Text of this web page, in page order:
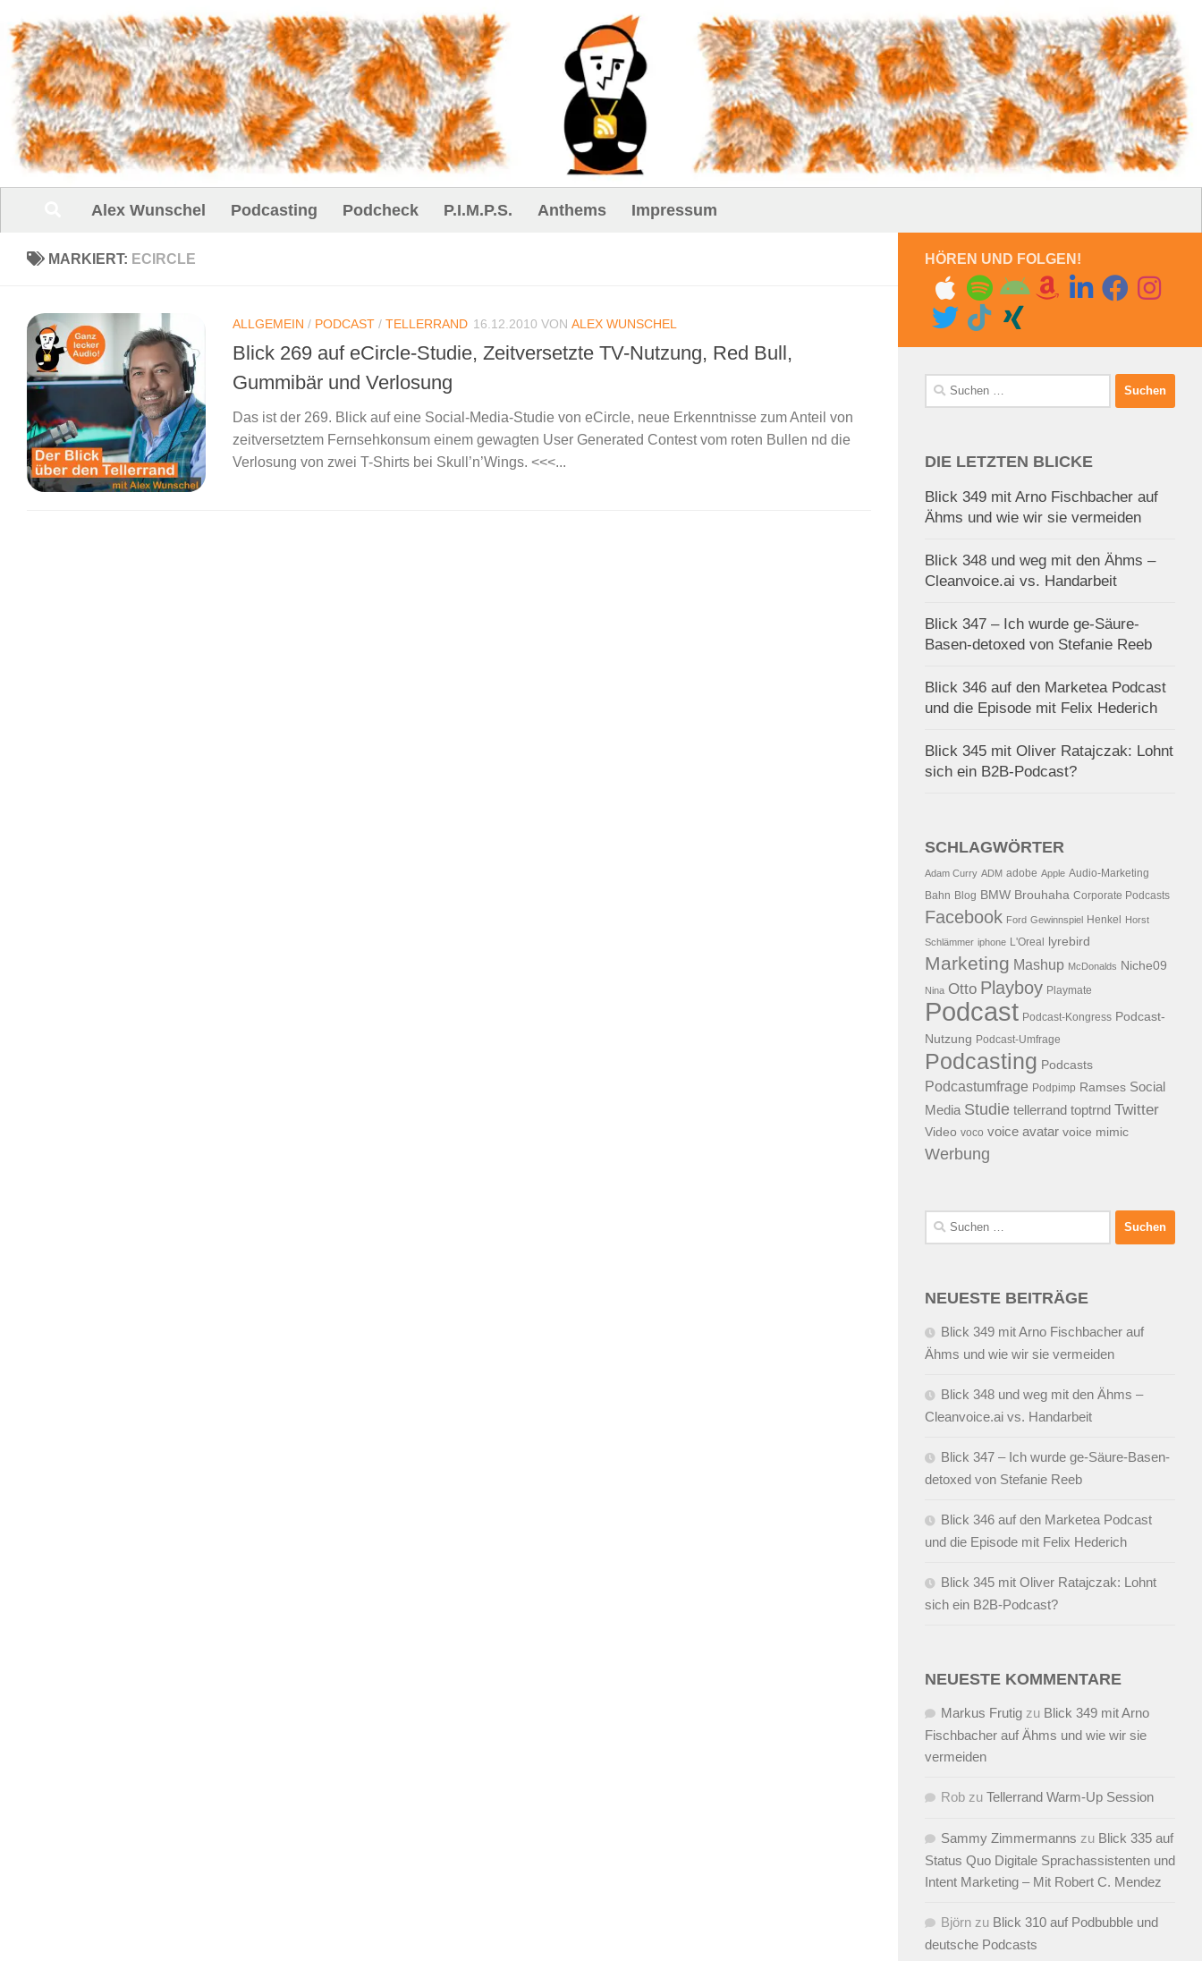
Unter dem Inhalt
Alex Wunschel Podcasting Podcheck P.I.M.P.S. Anthems Impressum
MARKIERT: ECIRCLE
ALLGEMEIN / PODCAST / TELLERRAND 16.12.2010 VON ALEX WUNSCHEL
Blick 269 auf eCircle-Studie, Zeitversetzte TV-Nutzung, Red Bull,
Gummibär und Verlosung
Das ist der 269. Blick auf eine Social-Media-Studie von eCircle, neue Erkenntnisse zum Anteil von
zeitversetztem Fernsehkonsum einem gewagten User Generated Contest vom roten Bullen nd die
Verlosung von zwei T-Shirts bei Skull’n’Wings. <<<...
HÖREN UND FOLGEN!
Suchen
nach:
DIE LETZTEN BLICKE
Blick 349 mit Arno Fischbacher auf
Ähms und wie wir sie vermeiden
Blick 348 und weg mit den Ähms –
Cleanvoice.ai vs. Handarbeit
Blick 347 – Ich wurde ge-Säure-
Basen-detoxed von Stefanie Reeb
Blick 346 auf den Marketea Podcast
und die Episode mit Felix Hederich
Blick 345 mit Oliver Ratajczak: Lohnt
sich ein B2B-Podcast?
SCHLAGWÖRTER
Adam Curry ADM adobe Apple Audio-Marketing
Bahn Blog BMW Brouhaha Corporate Podcasts
Facebook Ford Gewinnspiel Henkel Horst
Schlämmer iphone L'Oreal lyrebird
Marketing Mashup McDonalds Niche09
Nina Otto Playboy Playmate
Podcast Podcast-Kongress Podcast-
Nutzung Podcast-Umfrage
Podcasting Podcasts
Podcastumfrage Podpimp Ramses Social
Media Studie tellerrand toptrnd Twitter
Video voco voice avatar voice mimic
Werbung
Suchen
nach:
NEUESTE BEITRÄGE
Blick 349 mit Arno Fischbacher auf
Ähms und wie wir sie vermeiden
Blick 348 und weg mit den Ähms –
Cleanvoice.ai vs. Handarbeit
Blick 347 – Ich wurde ge-Säure-Basen-
detoxed von Stefanie Reeb
Blick 346 auf den Marketea Podcast
und die Episode mit Felix Hederich
Blick 345 mit Oliver Ratajczak: Lohnt
sich ein B2B-Podcast?
NEUESTE KOMMENTARE
Markus Frutig zu Blick 349 mit Arno
Fischbacher auf Ähms und wie wir sie
vermeiden
Rob zu Tellerrand Warm-Up Session
Sammy Zimmermanns zu Blick 335 auf
Status Quo Digitale Sprachassistenten und
Intent Marketing – Mit Robert C. Mendez
Björn zu Blick 310 auf Podbubble und
deutsche Podcasts